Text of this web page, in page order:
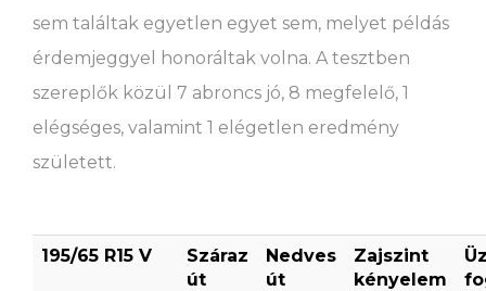
sem találtak egyetlen egyet sem, melyet példás
érdemjeggyel honoráltak volna. A tesztben
szereplők közül 7 abroncs jó, 8 megfelelő, 1
elégséges, valamint 1 elégetlen eredmény
született.
195/65 R15 V
Száraz
út
Nedves
út
Zajszint
kényelem